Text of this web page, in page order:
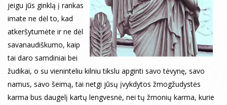
jeigu jūs ginklą į rankas
imate ne dėl to, kad
atkeršytumėte ir ne dėl
savanaudiškumo, kaip
tai daro samdiniai bei
žudikai, o su vieninteliu kilniu tikslu apginti savo tėvynę, savo
namus, savo šeimą, tai netgi jūsų įvykdytos žmogžudystės
karma bus daugelį kartų lengvesnė, nei tų žmonių karma, kurie